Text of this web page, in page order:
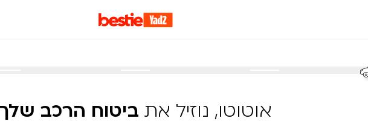
אוטוטו, נוזיל את ביטוח הרכב